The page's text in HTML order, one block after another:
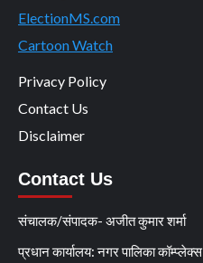
ElectionMS.com
Cartoon Watch
Privacy Policy
Contact Us
Disclaimer
Contact Us
संचालक/संपादक- अजीत कुमार शर्मा
प्रधान कार्यालय: नगर पालिका कॉम्प्लेक्स